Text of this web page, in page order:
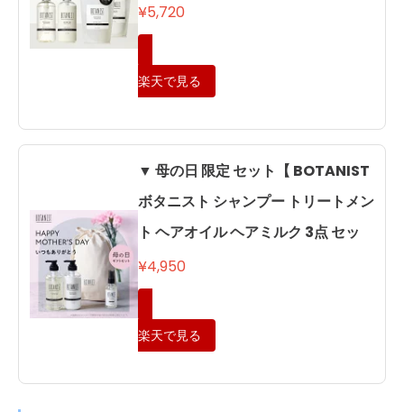
¥5,720
楽天で見る
▼ 母の日 限定 セット【 BOTANIST
ボタニスト シャンプー トリートメン
ト ヘアオイル ヘアミルク 3点 セッ
¥4,950
楽天で見る